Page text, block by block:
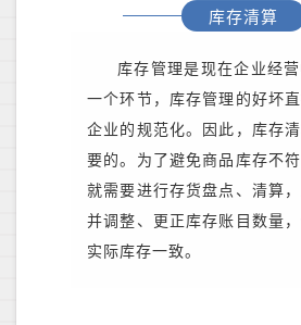
库存清算
库存管理是现在企业经
一个环节，库存管理的好坏
企业的规范化。因此，库存
要的。为了避免商品库存不符
就需要进行存货盘点、清算
并调整、更正库存账目数量
实际库存一致。